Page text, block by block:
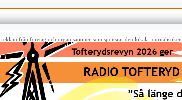
från företag och organisationer som sponsrar den lokala journalistiken.